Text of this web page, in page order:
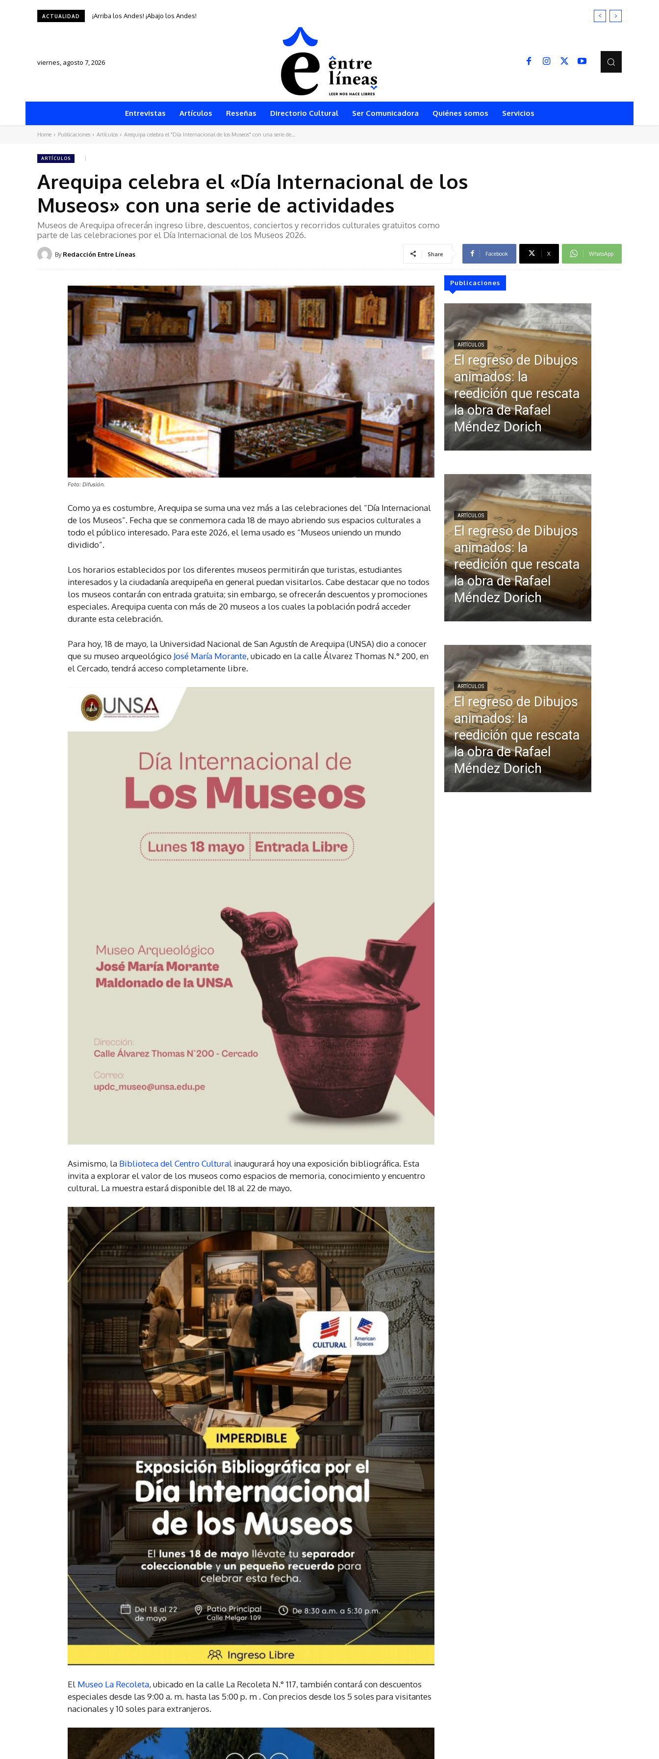
ACTUALIDAD AREQUIPA CELEBRARÁ SU ANIVERSARIO CON EL MAYOR FESTIVAL DE JUEGOS DE MESA MODERNOS DEL SUR DEL PERÚ
viernes, agosto 7, 2026
Entrevistas Artículos Reseñas Directorio Cultural Ser Comunicadora Quiénes somos Servicios
Home Publicaciones Artículos Arequipa celebra el "Día Internacional de los Museos" con una serie de...
ARTÍCULOS
Arequipa celebra el «Día Internacional de los
Museos» con una serie de actividades
Museos de Arequipa ofrecerán ingreso libre, descuentos, conciertos y recorridos culturales gratuitos como
parte de las celebraciones por el Día Internacional de los Museos 2026.
By Redacción Entre Líneas Share Facebook X WhatsApp
Foto: Difusión.
Como ya es costumbre, Arequipa se suma una vez más a las celebraciones del “Día Internacional
de los Museos”. Fecha que se conmemora cada 18 de mayo abriendo sus espacios culturales a
todo el público interesado. Para este 2026, el lema usado es “Museos uniendo un mundo
dividido”.
Los horarios establecidos por los diferentes museos permitirán que turistas, estudiantes
interesados y la ciudadanía arequipeña en general puedan visitarlos. Cabe destacar que no todos
los museos contarán con entrada gratuita; sin embargo, se ofrecerán descuentos y promociones
especiales. Arequipa cuenta con más de 20 museos a los cuales la población podrá acceder
durante esta celebración.
Para hoy, 18 de mayo, la Universidad Nacional de San Agustín de Arequipa (UNSA) dio a conocer
que su museo arqueológico José María Morante, ubicado en la calle Álvarez Thomas N.° 200, en
el Cercado, tendrá acceso completamente libre.
Asimismo, la Biblioteca del Centro Cultural inaugurará hoy una exposición bibliográfica. Esta
invita a explorar el valor de los museos como espacios de memoria, conocimiento y encuentro
cultural. La muestra estará disponible del 18 al 22 de mayo.
El Museo La Recoleta, ubicado en la calle La Recoleta N.° 117, también contará con descuentos
especiales desde las 9:00 a. m. hasta las 5:00 p. m . Con precios desde los 5 soles para visitantes
nacionales y 10 soles para extranjeros.
Publicaciones
ARTÍCULOS
El regreso de Dibujos
animados: la
reedición que rescata
la obra de Rafael
Méndez Dorich
ARTÍCULOS
El regreso de Dibujos
animados: la
reedición que rescata
la obra de Rafael
Méndez Dorich
ARTÍCULOS
El regreso de Dibujos
animados: la
reedición que rescata
la obra de Rafael
Méndez Dorich